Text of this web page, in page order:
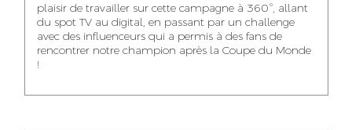
MERYEM OUALHAN
TRAFFIC MANAGER
JABRI AHMED
GRAPHIC
DESIGNER
WISSAL KHALIFI
INFLUENCE
MANAGER
plaisir de travailler sur cette campagne à 360°, allant
du spot TV au digital, en passant par un challenge
avec des influenceurs qui a permis à des fans de
rencontrer notre champion après la Coupe du Monde
!